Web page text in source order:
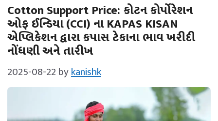
Cotton Support Price: કોટન કોર્પોરેશન
ઓફ ઈન્ડિયા (CCI) ના KAPAS KISAN
એપ્લિકેશન દ્વારા કપાસ ટેકાના ભાવ ખરીદી
નોંધણી અને તારીખ
2025-08-22 bykanishk